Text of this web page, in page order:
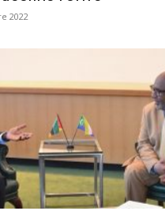
2022